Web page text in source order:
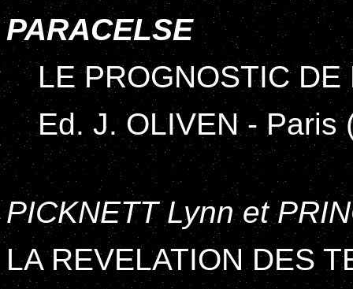
PARACELSE
LE PROGNOSTIC DE
Ed. J. OLIVEN - Paris
PICKNETT Lynn et
LA REVELATION DES